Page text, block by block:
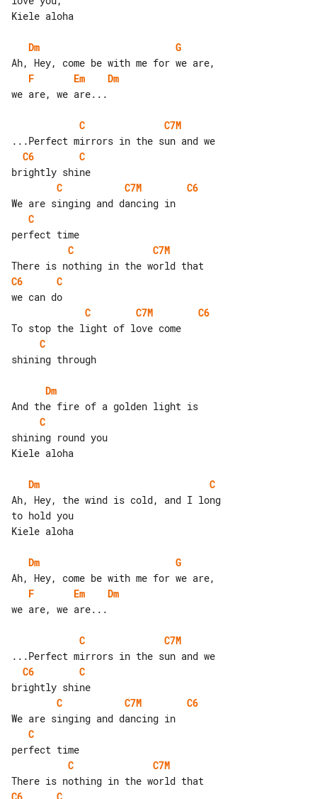
Kiele aloha
Dm
G
F
Em
Dm
we are, we are...
C
C7M
C6
C
C
C7M
C6
C
C
C7M
C6
C
C
C7M
C6
C
shining through
Dm
C
shining round you
Kiele aloha
Dm
C
Ah, Hey, the wind is cold, and I long
to hold you
Kiele aloha
Dm
G
F
Em
Dm
we are, we are...
C
C7M
C6
C
C
C7M
C6
C
C
C7M